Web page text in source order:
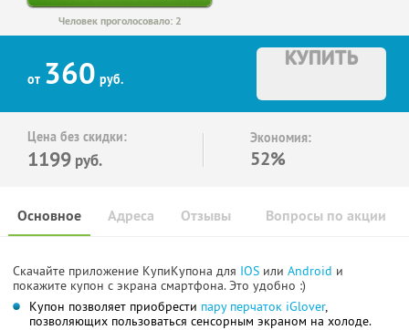
Человек проголосовало: 2
от 360 руб.
КУПИТЬ
Цена без скидки:
1199 руб.
Экономия:
52%
Основное Отзывы Вопросы по акции
Адреса
Скачайте приложение КупиКупона для IOS или Android и
покажите купон с экрана смартфона. Это удобно :)
Купон позволяет приобрести пару перчаток iGlover,
позволяющих пользоваться сенсорным экраном на холоде.